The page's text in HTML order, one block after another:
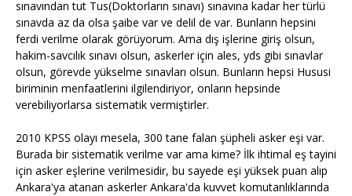
sınavından tut Tus(Doktorların sınavı) sınavına kadar her türlü
sınavda az da olsa şaibe var ve delil de var. Bunların hepsini
ferdi verilme olarak görüyorum. Ama dış işlerine giriş olsun,
hakim-savcılık sınavı olsun, askerler için ales, yds gibi sınavlar
olsun, görevde yükselme sınavları olsun. Bunların hepsi Hususi
biriminin menfaatlerini ilgilendiriyor, onların hepsinde
verebiliyorlarsa sistematik vermiştirler.
2010 KPSS olayı mesela, 300 tane falan şüpheli asker eşi var.
Burada bir sistematik verilme var ama kime? İlk ihtimal eş tayini
için asker eşlerine verilmesidir, bu sayede eşi yüksek puan alıp
Ankara'ya atanan askerler Ankara'da kuvvet komutanlıklarında